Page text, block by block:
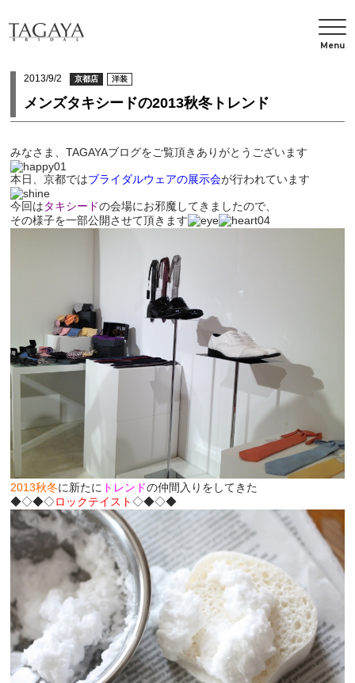
Menu
2013/9/2 京都店 洋装
メンズタキシードの2013秋冬トレンド
みなさま、TAGAYAブログをご覧頂きありがとうございます
本日、京都ではブライダルウェアの展示会が行われています
今回はタキシードの会場にお邪魔してきましたので、
その様子を一部公開させて頂きます
2013秋冬に新たに トレンドの仲間入りをしてきた
◆◇◆◇ロックテイスト◇◆◇◆